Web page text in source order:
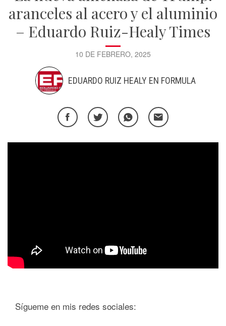
aranceles al acero y el aluminio
– Eduardo Ruiz-Healy Times
10 DE FEBRERO, 2025
EDUARDO RUIZ HEALY EN FORMULA
Sígueme en mis redes sociales: